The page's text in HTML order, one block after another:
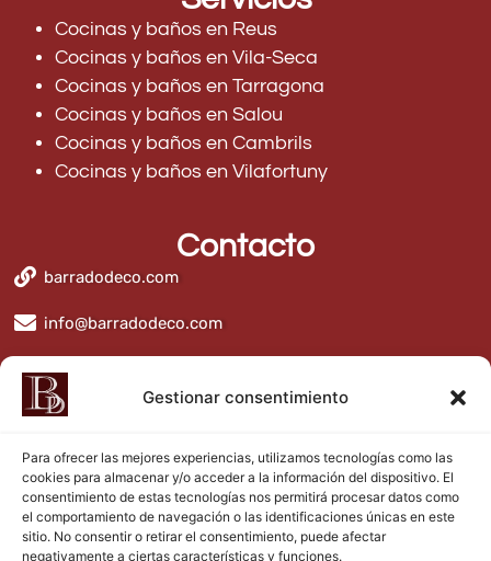
Gestionar consentimiento
Para ofrecer las mejores experiencias, utilizamos tecnologías como las
cookies para almacenar y/o acceder a la información del dispositivo. El
consentimiento de estas tecnologías nos permitirá procesar datos como
el comportamiento de navegación o las identificaciones únicas en este
sitio. No consentir o retirar el consentimiento, puede afectar
negativamente a ciertas características y funciones.
Cocinas y baños en Reus
Cocinas y baños en Vila-Seca
Cocinas y baños en Tarragona
Cocinas y baños en Salou
Cocinas y baños en Cambrils
Cocinas y baños en Vilafortuny
Contacto
barradodeco.com
info@barradodeco.com
BarradoDeco